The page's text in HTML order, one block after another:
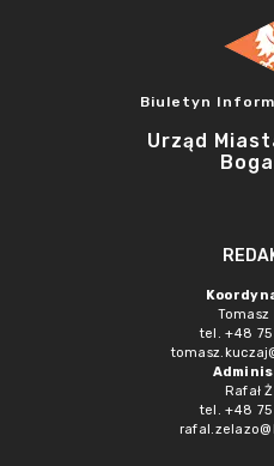
Biuletyn
Urząd
Tomasz
tel. +48 75
Rafał
tel. +48 75